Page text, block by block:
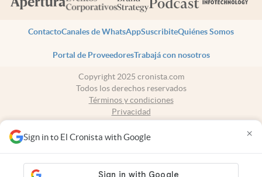
Sign in to El Cronista with Google ×
ContactoCanales de WhatsAppSuscribiteQuiénes Somos
Portal de ProveedoresTrabajá con nosotros
Copyright 2025 cronista.com
Todos los derechos reservados
Términos y condiciones
Privacidad
Tel: +54 11 7078-3270
propiedad intelectual: 56576959